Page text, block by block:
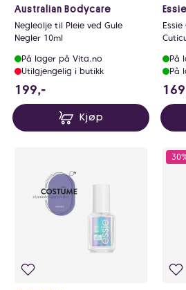
Australian Bodycare
Negleolje til Pleie ved Gule
Negler 10ml
På lager på Vita.no
Utilgjengelig i butikk
199,-
Kjøp
Essie
På
På